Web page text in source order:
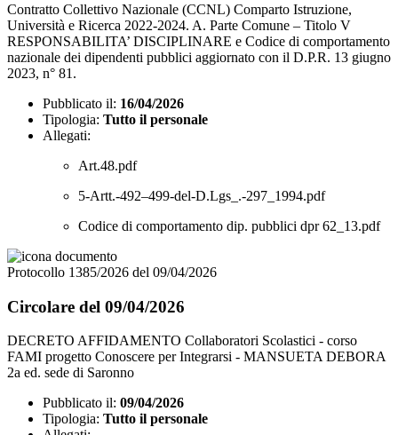
Contratto Collettivo Nazionale (CCNL) Comparto Istruzione,
Università e Ricerca 2022-2024. A. Parte Comune – Titolo V
RESPONSABILITA’ DISCIPLINARE e Codice di comportamento
nazionale dei dipendenti pubblici aggiornato con il D.P.R. 13 giugno
2023, n° 81.
Pubblicato il: 16/04/2026
Tipologia: Tutto il personale
Allegati:
Art.48.pdf
5-Artt.-492–499-del-D.Lgs_.-297_1994.pdf
Codice di comportamento dip. pubblici dpr 62_13.pdf
Protocollo 1385/2026 del 09/04/2026
Circolare del 09/04/2026
DECRETO AFFIDAMENTO Collaboratori Scolastici - corso
FAMI progetto Conoscere per Integrarsi - MANSUETA DEBORA
2a ed. sede di Saronno
Pubblicato il: 09/04/2026
Tipologia: Tutto il personale